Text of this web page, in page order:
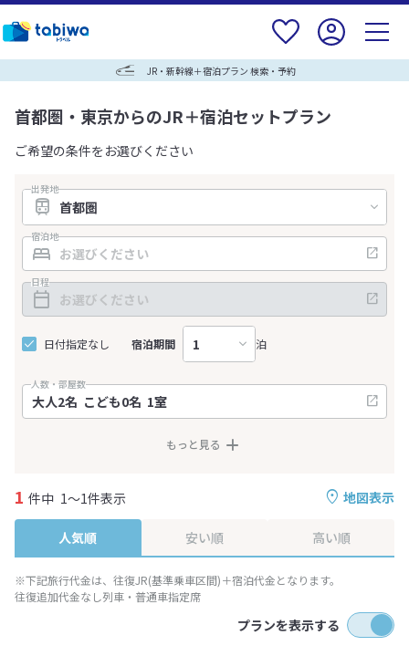
JR・新幹線＋宿泊プラン 検索・予約
首都圏・東京からのJR＋宿泊セットプラン
ご希望の条件をお選びください
出発地
宿泊地
日程
日付指定なし 宿泊期間 泊
人数・部屋数
もっと見る
地図表示
1 件中 1～1件表示
人気順 安い順 高い順
※下記旅行代金は、往復JR(基準乗車区間)＋宿泊代金となります。
往復追加代金なし列車・普通車指定席
プランを表示する